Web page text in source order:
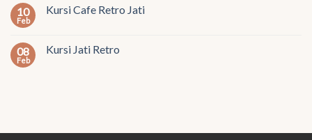
10
Feb
Kursi Cafe Retro Jati
08
Feb
Kursi Jati Retro